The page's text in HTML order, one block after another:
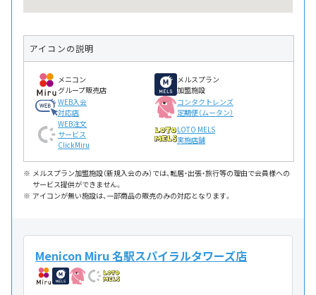
アイコンの説明
メニコン
グループ販売店
メルスプラン
加盟施設
WEB入会
対応店
コンタクトレンズ
定期便（ムータン）
WEB注文
サービス
ClickMiru
LOTO MELS
実施店舗
メルスプラン加盟施設（新規入会のみ）では、転居・出張・旅行等の理由で会員様への
サービス提供ができません。
アイコンが無い施設は、一部商品の販売のみの対応となります。
Menicon Miru 名駅スパイラルタワーズ店